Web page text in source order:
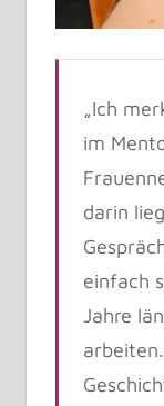
„Ich
im
darin
einfach
Jahre